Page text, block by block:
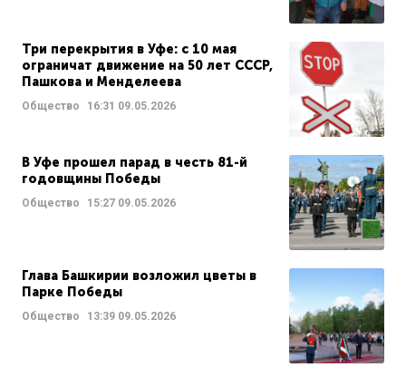
Три перекрытия в Уфе: с 10 мая
ограничат движение на 50 лет СССР,
Пашкова и Менделеева
Общество 16:31 09.05.2026
В Уфе прошел парад в честь 81-й
годовщины Победы
Общество 15:27 09.05.2026
Глава Башкирии возложил цветы в
Парке Победы
Общество 13:39 09.05.2026